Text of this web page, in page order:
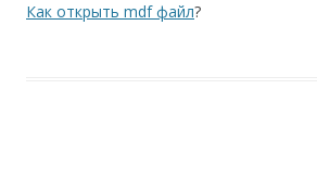
Как открыть mdf файл?